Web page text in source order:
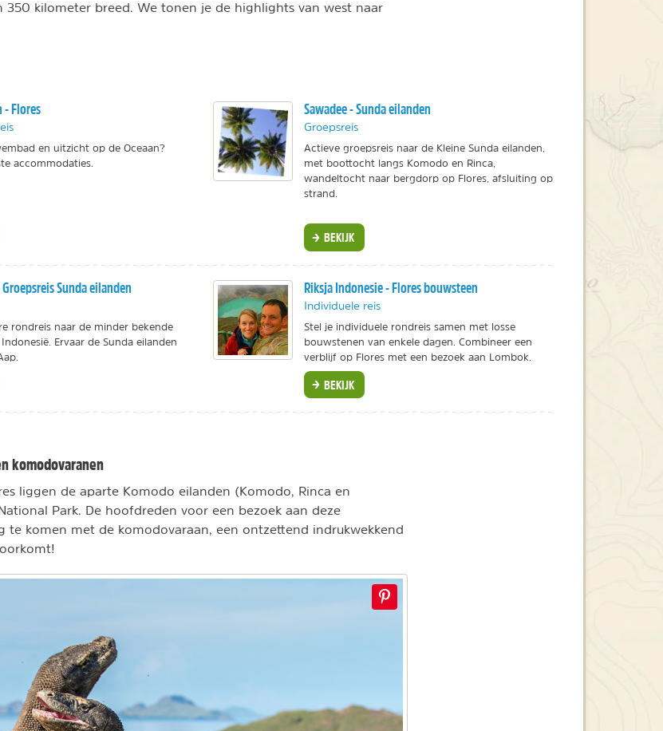
350 kilometer breed. We tonen je de highlights van west naar
Flores
en uitzicht op de Oceaan?
accommodaties.
Sawadee - Sunda eilanden
Groepsreis
Actieve groepsreis naar de Kleine Sunda eilanden,
met boottocht langs Komodo en Rinca,
wandeltocht naar bergdorp op Flores, afsluiting op
strand.
BEKIJK
Sunda eilanden
rondreis naar de minder bekende
Ervaar de Sunda eilanden
Riksja Indonesie - Flores bouwsteen
Individuele reis
Stel je individuele rondreis samen met losse
bouwstenen van enkele dagen. Combineer een
verblijf op Flores met een bezoek aan Lombok.
BEKIJK
komodovaranen
liggen de aparte Komodo eilanden (Komodo, Rinca en
Park. De hoofdreden voor een bezoek aan deze
te komen met de komodovaraan, een ontzettend indrukwekkend